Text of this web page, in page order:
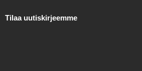
Tilaa uutiskirjeemme